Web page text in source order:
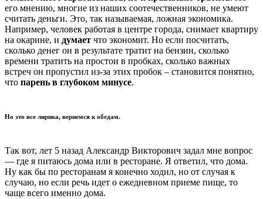
его мнению, многие из наших соотечественников, не умеют
считать деньги. Это, так называемая, ложная экономика.
Например, человек работая в центре города, снимает квартиру
на окарине, и думает что экономит. Но если посчитать,
сколько денег он в результате тратит на бензин, сколько
времени тратить на простои в пробках, сколько важных
встреч он пропустил из-за этих пробок – становится понятно,
что парень в глубоком минусе.
Но это все лирика, вернемся к обедам.
Так вот, лет 5 назад Александр Викторович задал мне вопрос
— где я питаюсь дома или в ресторане. Я ответил, что дома.
Ну как бы по ресторанам я конечно ходил, но от случая к
случаю, но если речь идет о ежедневном приеме пище, то
чаще всего именно дома.